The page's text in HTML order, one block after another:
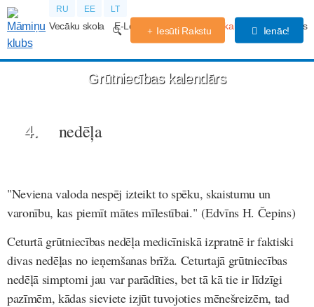
RU EE LT
Vecāku skola E-Lekcijas Grūtniecības kalendārs Forums
Iesūti Rakstu Ienāc!
Grūtniecības kalendārs
4. nedēļa
"Neviena valoda nespēj izteikt to spēku, skaistumu un
varonību, kas piemīt mātes mīlestībai." (Edvīns H. Čepins)
Ceturtā grūtniecības nedēļa medicīniskā izpratnē ir faktiski
divas nedēļas no ieņemšanas brīža. Ceturtajā grūtniecības
nedēļā simptomi jau var parādīties, bet tā kā tie ir līdzīgi
pazīmēm, kādas sieviete izjūt tuvojoties mēnešreizēm, tad